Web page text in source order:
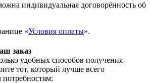
индивидуальная договорённость об
«Условия оплаты».
заказ
удобных способов получения
тот, который лучше всего
потребностям: